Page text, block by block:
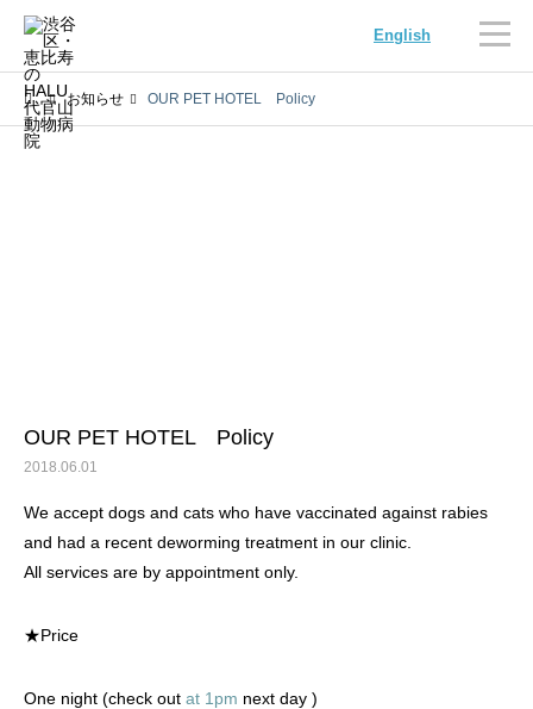
English
画像診断科 軟部外科
お知らせ OUR PET HOTEL Policy
OUR PET HOTEL Policy
2018.06.01
We accept dogs and cats who have vaccinated against rabies
and had a recent deworming treatment in our clinic.
All services are by appointment only.
★Price
One night (check out at 1pm next day )